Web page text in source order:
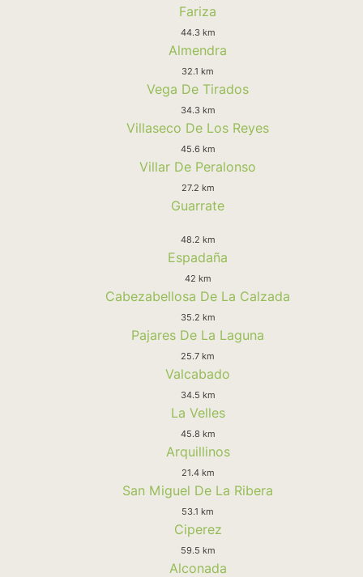
Fariza
44.3 km
Almendra
32.1 km
Vega De Tirados
34.3 km
Villaseco De Los Reyes
45.6 km
Villar De Peralonso
27.2 km
Guarrate
48.2 km
Espadaña
42 km
Cabezabellosa De La Calzada
35.2 km
Pajares De La Laguna
25.7 km
Valcabado
34.5 km
La Velles
45.8 km
Arquillinos
21.4 km
San Miguel De La Ribera
53.1 km
Ciperez
59.5 km
Alconada